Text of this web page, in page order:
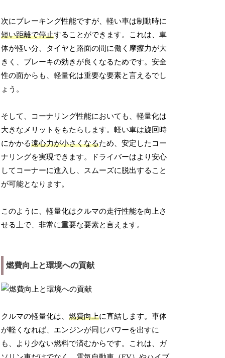
次にブレーキング性能ですが、軽い車は制動時に
短い距離で停止することができます。これは、車
体が軽い分、タイヤと路面の間に働く摩擦力が大
きく、ブレーキの効きが良くなるためです。安全
性の面からも、軽量化は重要な要素と言えるでし
ょう。
そして、コーナリング性能においても、軽量化は
大きなメリットをもたらします。軽い車は旋回時
にかかる遠心力が小さくなるため、安定したコー
ナリングを実現できます。ドライバーはより安心
してコーナーに進入し、スムーズに脱出すること
が可能となります。
このように、軽量化はクルマの走行性能を向上さ
せる上で、非常に重要な要素と言えます。
燃費向上と環境への貢献
クルマの軽量化は、燃費向上に直結します。車体
が軽くなれば、エンジンが同じパワーを出すに
も、より少ない燃料で済むからです。これは、ガ